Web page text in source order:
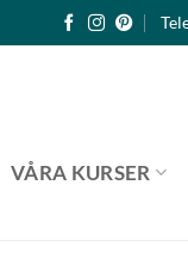
VÅRA KURSER